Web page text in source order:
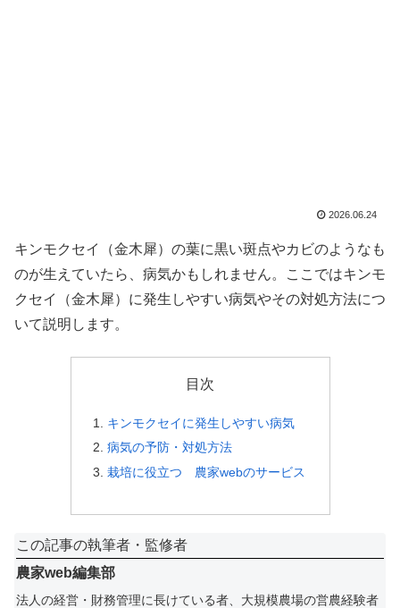
2026.06.24
キンモクセイ（金木犀）の葉に黒い斑点やカビのようなも
のが生えていたら、病気かもしれません。ここではキンモ
クセイ（金木犀）に発生しやすい病気やその対処方法につ
いて説明します。
目次
キンモクセイに発生しやすい病気
病気の予防・対処方法
栽培に役立つ 農家webのサービス
この記事の執筆者・監修者
農家web編集部
法人の経営・財務管理に長けている者、大規模農場の営農経験者